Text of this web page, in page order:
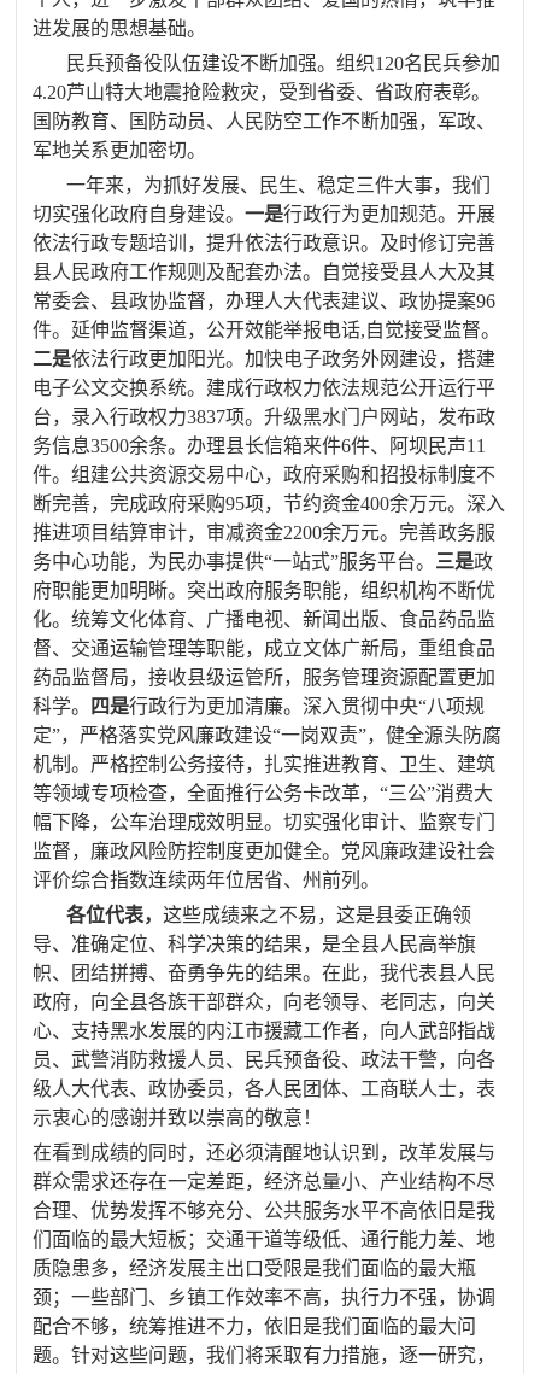
进发展的思想基础。
民兵预备役队伍建设不断加强。组织120名民兵参加
4.20芦山特大地震抢险救灾，受到省委、省政府表彰。
国防教育、国防动员、人民防空工作不断加强，军政、
军地关系更加密切。
一年来，为抓好发展、民生、稳定三件大事，我们
切实强化政府自身建设。一是行政行为更加规范。开展
依法行政专题培训，提升依法行政意识。及时修订完善
县人民政府工作规则及配套办法。自觉接受县人大及其
常委会、县政协监督，办理人大代表建议、政协提案96
件。延伸监督渠道，公开效能举报电话,自觉接受监督。
二是依法行政更加阳光。加快电子政务外网建设，搭建
电子公文交换系统。建成行政权力依法规范公开运行平
台，录入行政权力3837项。升级黑水门户网站，发布政
务信息3500余条。办理县长信箱来件6件、阿坝民声11
件。组建公共资源交易中心，政府采购和招投标制度不
断完善，完成政府采购95项，节约资金400余万元。深入
推进项目结算审计，审减资金2200余万元。完善政务服
务中心功能，为民办事提供“一站式”服务平台。 三是政
府职能更加明晰。突出政府服务职能，组织机构不断优
化。统筹文化体育、广播电视、新闻出版、食品药品监
督、交通运输管理等职能，成立文体广新局，重组食品
药品监督局，接收县级运管所，服务管理资源配置更加
科学。
四是行政行为更加清廉。深入贯彻中央“八项规
定”，严格落实党风廉政建设“一岗双责”，健全源头防腐
机制。严格控制公务接待，扎实推进教育、卫生、建筑
等领域专项检查，全面推行公务卡改革，“三公”消费大
幅下降，公车治理成效明显。切实强化审计、监察专门
监督，廉政风险防控制度更加健全。党风廉政建设社会
评价综合指数连续两年位居省、州前列。
各位代表，这些成绩来之不易，这是县委正确领
导、准确定位、科学决策的结果，是全县人民高举旗
帜、团结拼搏、奋勇争先的结果。在此，我代表县人民
政府，向全县各族干部群众，向老领导、老同志，向关
心、支持黑水发展的内江市援藏工作者，向人武部指战
员、武警消防救援人员、民兵预备役、政法干警，向各
级人大代表、政协委员，各人民团体、工商联人士，表
示衷心的感谢并致以崇高的敬意！
在看到成绩的同时，还必须清醒地认识到，改革发展与
群众需求还存在一定差距，经济总量小、产业结构不尽
合理、优势发挥不够充分、公共服务水平不高依旧是我
们面临的最大短板；交通干道等级低、通行能力差、地
质隐患多，经济发展主出口受限是我们面临的最大瓶
颈；一些部门、乡镇工作效率不高，执行力不强，协调
配合不够，统筹推进不力，依旧是我们面临的最大问
题。针对这些问题，我们将采取有力措施，逐一研究，